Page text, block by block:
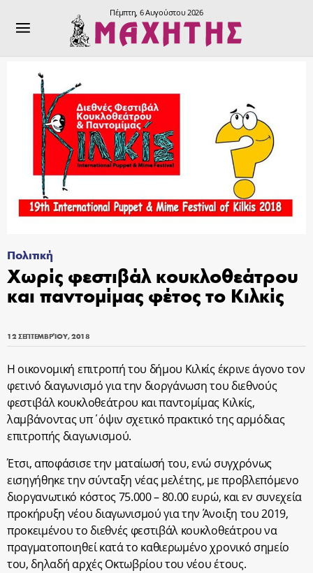
Πέμπτη, 6 Αυγούστου 2026
Πολιτική
Χωρίς φεστιβάλ κουκλοθεάτρου
και παντομίμας φέτος το Κιλκίς
12 ΣΕΠΤΕΜΒΡΊΟΥ, 2018
Η οικονομική επιτροπή του δήμου Κιλκίς έκρινε άγονο τον
φετινό διαγωνισμό για την διοργάνωση του διεθνούς
φεστιβάλ κουκλοθεάτρου και παντομίμας Κιλκίς,
λαμβάνοντας υπ΄όψιν σχετικό πρακτικό της αρμόδιας
επιτροπής διαγωνισμού.
Έτσι, αποφάσισε την ματαίωσή του, ενώ συγχρόνως
εισηγήθηκε την σύνταξη νέας μελέτης, με προβλεπόμενο
διοργανωτικό κόστος 75.000 – 80.00 ευρώ, και εν συνεχεία
προκήρυξη νέου διαγωνισμού για την Άνοιξη του 2019,
προκειμένου το διεθνές φεστιβάλ κουκλοθεάτρου να
πραγματοποιηθεί κατά το καθιερωμένο χρονικό σημείο
του, δηλαδή αρχές Οκτωβρίου του νέου έτους.